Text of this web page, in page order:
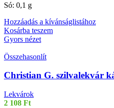
Só: 0,1 g
Hozzáadás a kívánságlistához
Kosárba teszem
Gyors nézet
Összehasonlít
Christian G. szilvalekvár
Lekvárok
2 108 Ft